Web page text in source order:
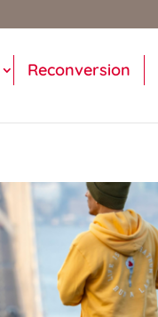
Reconversion